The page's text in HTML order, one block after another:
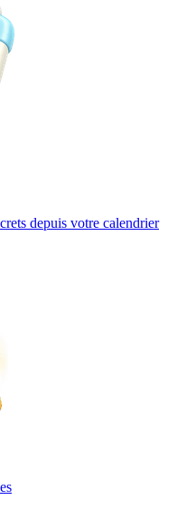
depuis votre calendrier